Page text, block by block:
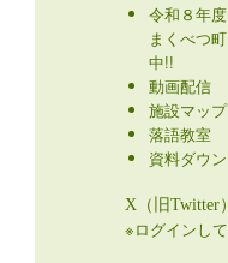
令和８年度
まくべつ
中!!
動画配信
施設マップ
落語教室
資料ダウ
X（旧Twitter）
※ログインし